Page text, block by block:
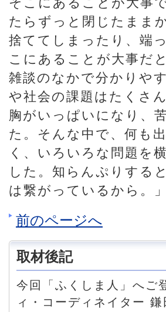
たらずっと閉じたまま
捨ててしまったり、端
こにあることが大事だ
雑談のなかで分かりや
や社会の課題はたくさ
胸がいっぱいになり、
た。そんな中で、何も
く、いろいろな問題を
した。知らんぷりする
は繋がっているから。
前のページへ
取材後記
今回「ふくしま人」へご
ィ・コーディネイター